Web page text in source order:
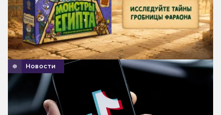
Новости